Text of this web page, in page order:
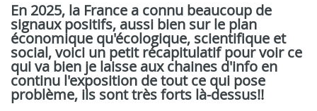
En 2025, la France a connu beaucoup de
signaux positifs, aussi bien sur le plan
économique qu'écologique, scientifique et
social, voici un petit récapitulatif pour voir ce
qui va bien je laisse aux chaines d'info en
continu l'exposition de tout ce qui pose
problème, ils sont très forts là-dessus!!